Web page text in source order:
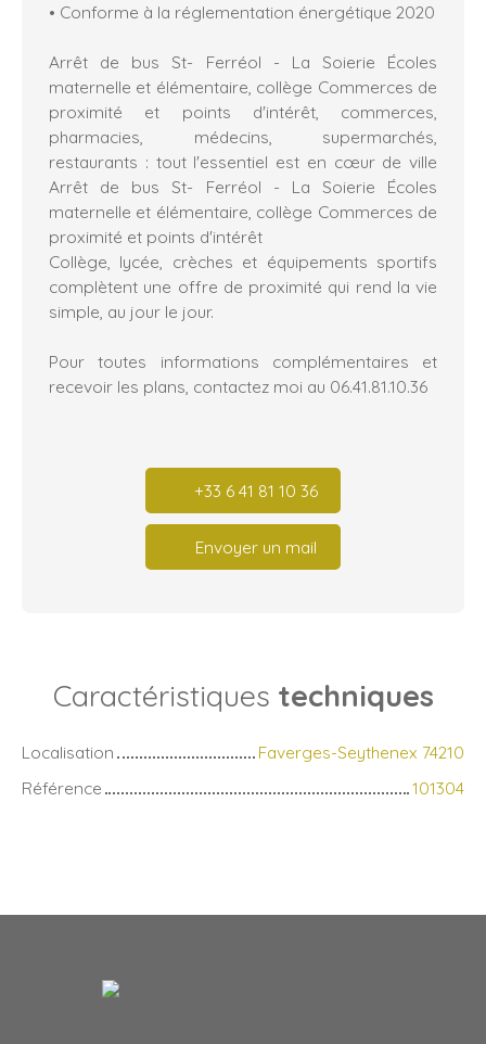
• Conforme à la réglementation énergétique 2020
Arrêt de bus St- Ferréol - La Soierie Écoles
maternelle et élémentaire, collège Commerces de
proximité et points d'intérêt, commerces,
pharmacies, médecins, supermarchés,
restaurants : tout l'essentiel est en cœur de ville
Arrêt de bus St- Ferréol - La Soierie Écoles
maternelle et élémentaire, collège Commerces de
proximité et points d'intérêt
Collège, lycée, crèches et équipements sportifs
complètent une offre de proximité qui rend la vie
simple, au jour le jour.
Pour toutes informations complémentaires et
recevoir les plans, contactez moi au 06.41.81.10.36
+33 6 41 81 10 36
Envoyer un mail
Caractéristiques techniques
Localisation
Faverges-Seythenex 74210
Référence
101304